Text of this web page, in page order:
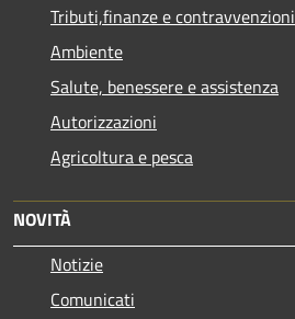
Tributi,finanze e contravvenzioni
Ambiente
Salute, benessere e assistenza
Autorizzazioni
Agricoltura e pesca
NOVITÀ
Notizie
Comunicati